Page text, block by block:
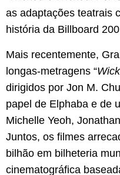
as adaptações teatrais
história da Billboard
Mais recentemente,
longas-metragens “
dirigidos por Jon M.
papel de Elphaba e de
Michelle Yeoh,
Juntos, os filmes
bilhão em bilheteria
cinematográfica